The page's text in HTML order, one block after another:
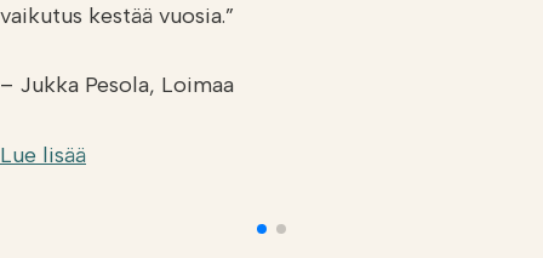
vaikutus kestää vuosia.”
– Jukka Pesola, Loimaa
Lue lisää